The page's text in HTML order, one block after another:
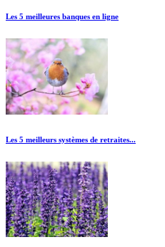
Les 5 meilleures banques en ligne
Les 5 meilleurs systèmes de retraites...